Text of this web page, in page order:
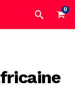
0